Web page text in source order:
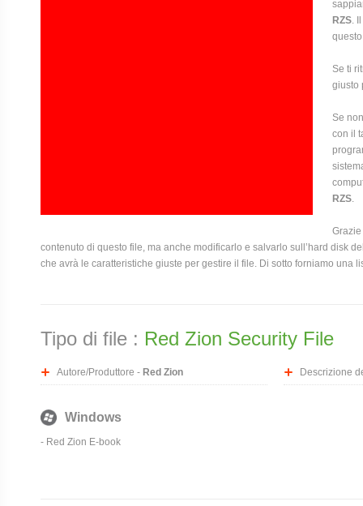
RZS.
Se ti
giusto
Se
con il
RZS.
contenuto di questo file, ma anche modificarlo e salvarlo sull’hard disk
che avrà le caratteristiche giuste per gestire il file. Di sotto forniamo una
Tipo di file : Red Zion Security File
Autore/Produttore - Red Zion Descrizione
Windows
- Red Zion E-book